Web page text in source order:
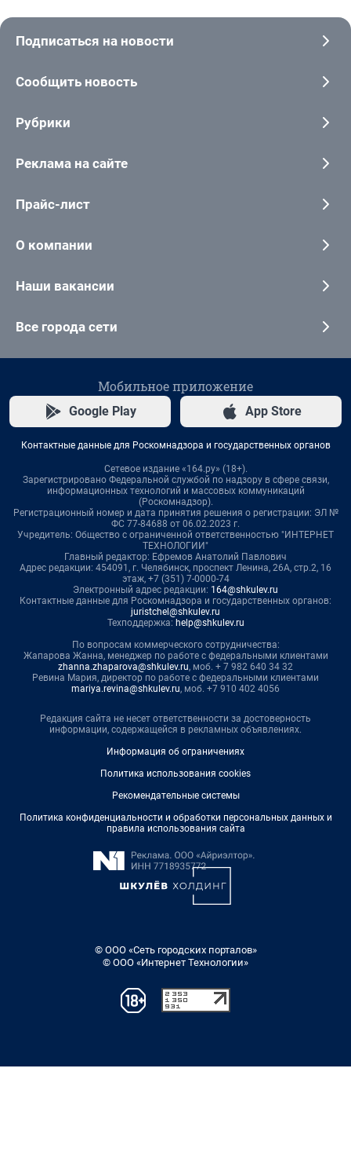
Подписаться на новости
Сообщить новость
Рубрики
Реклама на сайте
Прайс-лист
О компании
Наши вакансии
Все города сети
Мобильное приложение
Google Play App Store
Контактные данные для Роскомнадзора и государственных органов
Сетевое издание «164.ру» (18+).
Зарегистрировано Федеральной службой по надзору в сфере связи,
информационных технологий и массовых коммуникаций
(Роскомнадзор).
Регистрационный номер и дата принятия решения о регистрации: ЭЛ №
ФС 77-84688 от 06.02.2023 г.
Учредитель: Общество с ограниченной ответственностью "ИНТЕРНЕТ
ТЕХНОЛОГИИ"
Главный редактор: Ефремов Анатолий Павлович
Адрес редакции: 454091, г. Челябинск, проспект Ленина, 26А, стр.2, 16
этаж, +7 (351) 7-0000-74
Электронный адрес редакции: 164@shkulev.ru
Контактные данные для Роскомнадзора и государственных органов:
juristchel@shkulev.ru
Техподдержка: help@shkulev.ru
По вопросам коммерческого сотрудничества:
Жапарова Жанна, менеджер по работе с федеральными клиентами
zhanna.zhaparova@shkulev.ru, моб. + 7 982 640 34 32
Ревина Мария, директор по работе с федеральными клиентами
mariya.revina@shkulev.ru, моб. +7 910 402 4056
Редакция сайта не несет ответственности за достоверность
информации, содержащейся в рекламных объявлениях.
Информация об ограничениях
Политика использования cookies
Рекомендательные системы
Политика конфиденциальности и обработки персональных данных и
правила использования сайта
© ООО «Сеть городских порталов»
© ООО «Интернет Технологии»